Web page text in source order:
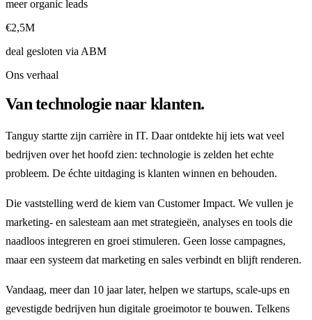
meer organic leads
€2,5M
deal gesloten via ABM
Ons verhaal
Van technologie naar klanten.
Tanguy startte zijn carrière in IT. Daar ontdekte hij iets wat veel
bedrijven over het hoofd zien: technologie is zelden het echte
probleem. De échte uitdaging is klanten winnen en behouden.
Die vaststelling werd de kiem van Customer Impact. We vullen je
marketing- en salesteam aan met strategieën, analyses en tools die
naadloos integreren en groei stimuleren. Geen losse campagnes,
maar een systeem dat marketing en sales verbindt en blijft renderen.
Vandaag, meer dan 10 jaar later, helpen we startups, scale-ups en
gevestigde bedrijven hun digitale groeimotor te bouwen. Telkens